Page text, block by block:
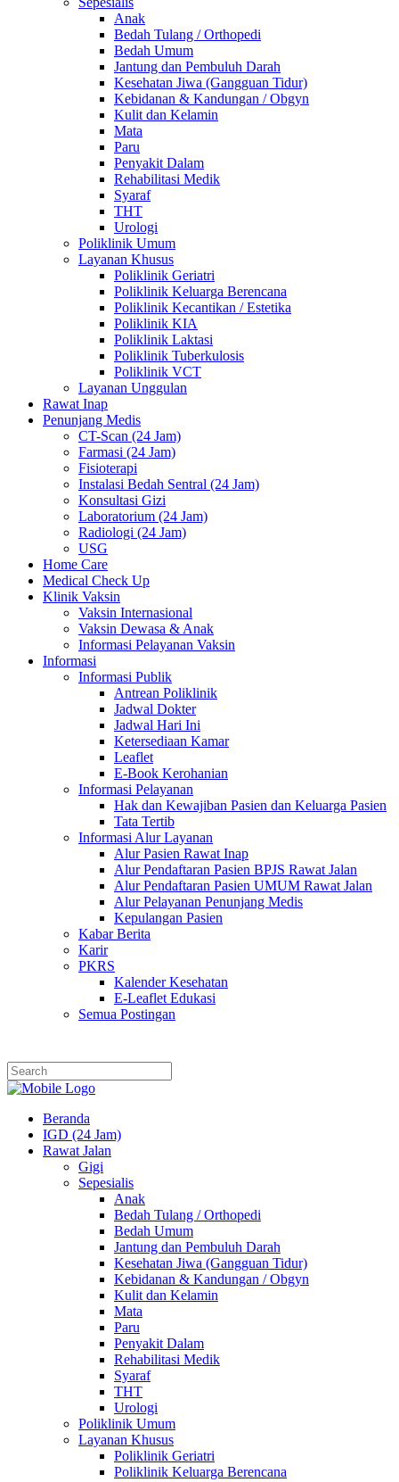
Anak
Bedah Tulang / Orthopedi
Bedah Umum
Jantung dan Pembuluh Darah
Kesehatan Jiwa (Gangguan Tidur)
Kebidanan & Kandungan / Obgyn
Kulit dan Kelamin
Mata
Paru
Penyakit Dalam
Rehabilitasi Medik
Syaraf
THT
Urologi
Poliklinik Umum
Layanan Khusus
Poliklinik Geriatri
Poliklinik Keluarga Berencana
Poliklinik Kecantikan / Estetika
Poliklinik KIA
Poliklinik Laktasi
Poliklinik Tuberkulosis
Poliklinik VCT
Layanan Unggulan
Rawat Inap
Penunjang Medis
CT-Scan (24 Jam)
Farmasi (24 Jam)
Fisioterapi
Instalasi Bedah Sentral (24 Jam)
Konsultasi Gizi
Laboratorium (24 Jam)
Radiologi (24 Jam)
USG
Home Care
Medical Check Up
Klinik Vaksin
Vaksin Internasional
Vaksin Dewasa & Anak
Informasi Pelayanan Vaksin
Informasi
Informasi Publik
Antrean Poliklinik
Jadwal Dokter
Jadwal Hari Ini
Ketersediaan Kamar
Leaflet
E-Book Kerohanian
Informasi Pelayanan
Hak dan Kewajiban Pasien dan Keluarga Pasien
Tata Tertib
Informasi Alur Layanan
Alur Pasien Rawat Inap
Alur Pendaftaran Pasien BPJS Rawat Jalan
Alur Pendaftaran Pasien UMUM Rawat Jalan
Alur Pelayanan Penunjang Medis
Kepulangan Pasien
Kabar Berita
Karir
PKRS
Kalender Kesehatan
E-Leaflet Edukasi
Semua Postingan
Beranda
IGD (24 Jam)
Rawat Jalan
Gigi
Sepesialis
Anak
Bedah Tulang / Orthopedi
Bedah Umum
Jantung dan Pembuluh Darah
Kesehatan Jiwa (Gangguan Tidur)
Kebidanan & Kandungan / Obgyn
Kulit dan Kelamin
Mata
Paru
Penyakit Dalam
Rehabilitasi Medik
Syaraf
THT
Urologi
Poliklinik Umum
Layanan Khusus
Poliklinik Geriatri
Poliklinik Keluarga Berencana